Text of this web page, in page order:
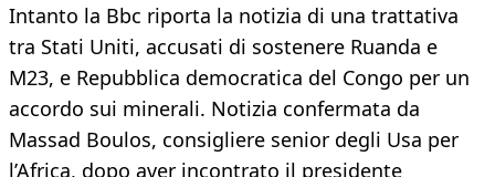
Intanto la Bbc riporta la notizia di una trattativa
tra Stati Uniti, accusati di sostenere Ruanda e
M23, e Repubblica democratica del Congo per un
accordo sui minerali. Notizia confermata da
Massad Boulos, consigliere senior degli Usa per
l’Africa, dopo aver incontrato il presidente